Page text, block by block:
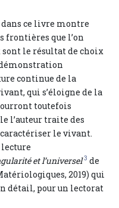
dans ce livre montre
que l’on
le résultat de choix
démonstration
continue de la
qui s’éloigne de la
toutefois
l’auteur traite des
le vivant.
et l’universel 3 de
2019) qui
détail, pour un lectorat